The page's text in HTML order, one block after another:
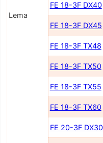
Lema
FE 18-3F DX40
FE 18-3F DX45
FE 18-3F TX48
FE 18-3F TX50
FE 18-3F TX55
FE 18-3F TX60
FE 20-3F DX30